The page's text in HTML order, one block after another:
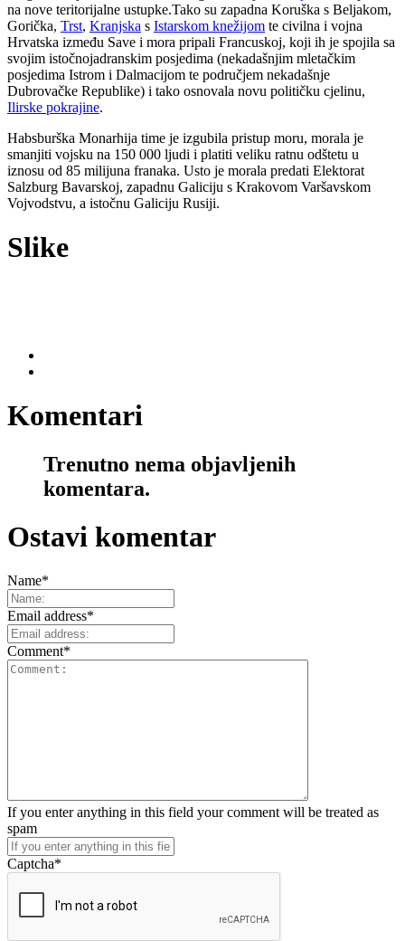
na nove teritorijalne ustupke.Tako su zapadna Koruška s Beljakom,
Gorička, Trst, Kranjska s Istarskom knežijom te civilna i vojna
Hrvatska između Save i mora pripali Francuskoj, koji ih je spojila sa
svojim istočnojadranskim posjedima (nekadašnjim mletačkim
posjedima Istrom i Dalmacijom te područjem nekadašnje
Dubrovačke Republike) i tako osnovala novu političku cjelinu,
Ilirske pokrajine.
Habsburška Monarhija time je izgubila pristup moru, morala je
smanjiti vojsku na 150 000 ljudi i platiti veliku ratnu odštetu u
iznosu od 85 milijuna franaka. Usto je morala predati Elektorat
Salzburg Bavarskoj, zapadnu Galiciju s Krakovom Varšavskom
Vojvodstvu, a istočnu Galiciju Rusiji.
Slike
Komentari
Trenutno nema objavljenih
komentara.
Ostavi komentar
Name*
Email address*
Comment*
If you enter anything in this field your comment will be treated as
spam
Captcha*